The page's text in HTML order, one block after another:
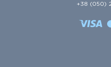
+38 (050)